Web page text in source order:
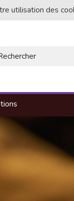
utilisation des